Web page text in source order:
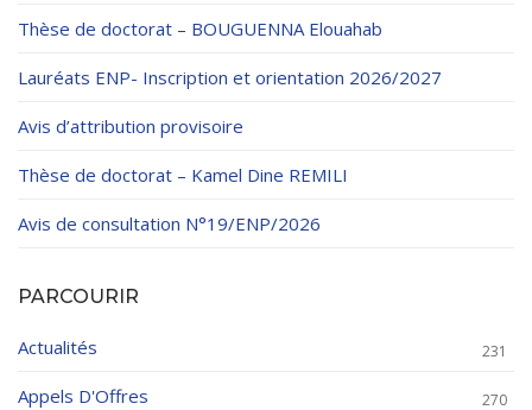
Thèse de doctorat – BOUGUENNA Elouahab
Lauréats ENP- Inscription et orientation 2026/2027
Avis d’attribution provisoire
Thèse de doctorat – Kamel Dine REMILI
Avis de consultation N°19/ENP/2026
PARCOURIR
Actualités 231
Appels D'Offres 270